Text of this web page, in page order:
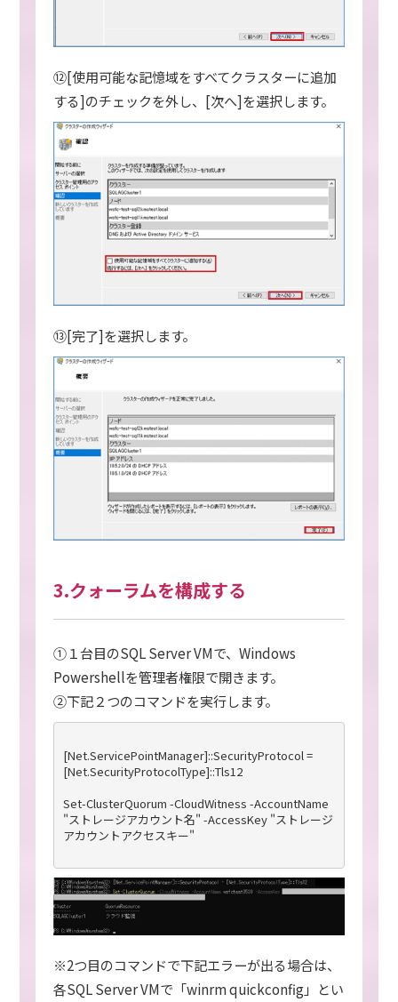
⑫[使用可能な記憶域をすべてクラスターに追加
する]のチェックを外し、[次へ]を選択します。
⑬[完了]を選択します。
3.クォーラムを構成する
①１台目のSQL Server VMで、Windows
Powershellを管理者権限で開きます。
②下記２つのコマンドを実行します。
[Net.ServicePointManager]::SecurityProtocol =
[Net.SecurityProtocolType]::Tls12
Set-ClusterQuorum -CloudWitness -AccountName
"ストレージアカウント名" -AccessKey "ストレージ
アカウントアクセスキー"
※2つ目のコマンドで下記エラーが出る場合は、
各SQL Server VMで「winrm quickconfig」とい